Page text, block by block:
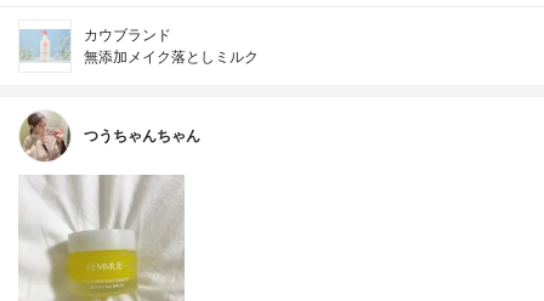
カウブランド
無添加メイク落としミルク
つうちゃんちゃん